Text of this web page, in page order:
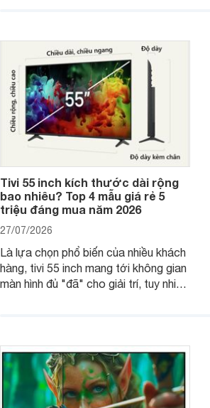
Tivi 55 inch kích thước dài rộng
bao nhiêu? Top 4 mẫu giá rẻ 5
triệu đáng mua năm 2026
27/07/2026
Là lựa chọn phổ biến của nhiều khách
hàng, tivi 55 inch mang tới không gian
màn hình đủ "đã" cho giải trí, tuy nhiên
dùng cho phòng bao nhiêu m2?